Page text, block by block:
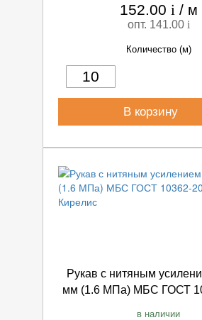
152.00 i / м
опт. 141.00 i
Количество (м)
В корзину
Рукав с нитяным
мм (1.6 МПа) МБС ГОСТ
в наличии